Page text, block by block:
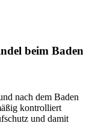
beim Baden
nach dem Baden
kontrolliert
und damit